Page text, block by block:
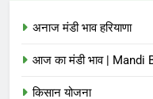
अनाज मंडी भाव हरियाणा
आज का मंडी भाव | Mandi
किसान योजना